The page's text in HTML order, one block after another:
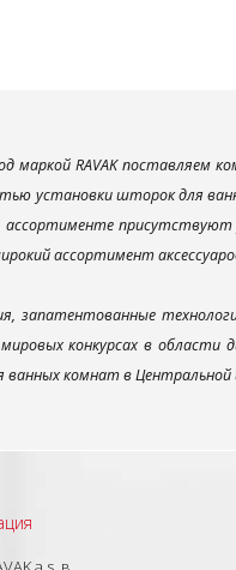
RAVAK поставляем
установки шторок для
присутствуют
ассортимент
запатентованные
конкурсах в области
комнат в Центральной